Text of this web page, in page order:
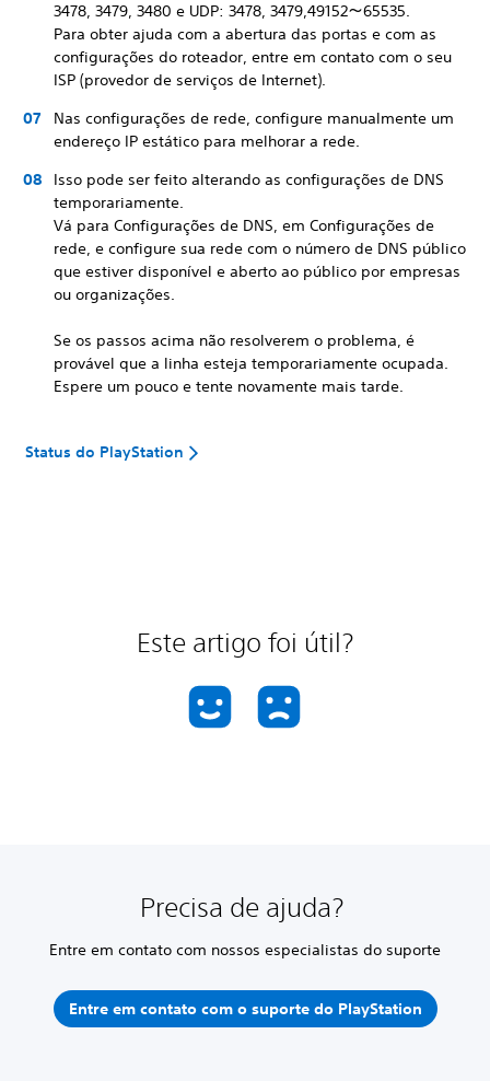
3478, 3479, 3480 e UDP: 3478, 3479,49152～65535.
Para obter ajuda com a abertura das portas e com as
configurações do roteador, entre em contato com o seu
ISP (provedor de serviços de Internet).
Nas configurações de rede, configure manualmente um
endereço IP estático para melhorar a rede.
Isso pode ser feito alterando as configurações de DNS
temporariamente.
Vá para Configurações de DNS, em Configurações de
rede, e configure sua rede com o número de DNS público
que estiver disponível e aberto ao público por empresas
ou organizações.
Se os passos acima não resolverem o problema, é
provável que a linha esteja temporariamente ocupada.
Espere um pouco e tente novamente mais tarde.
Status do PlayStation
Este artigo foi útil?
Precisa de ajuda?
Entre em contato com nossos especialistas do suporte
Entre em contato com o suporte do PlayStation